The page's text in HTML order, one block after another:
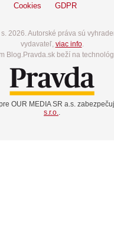
Cookies GDPR
2026. Autorské práva sú
vydavateľ, viac info.
Blog.Pravda.sk beží na
OUR MEDIA SR a.s.
s.r.o.